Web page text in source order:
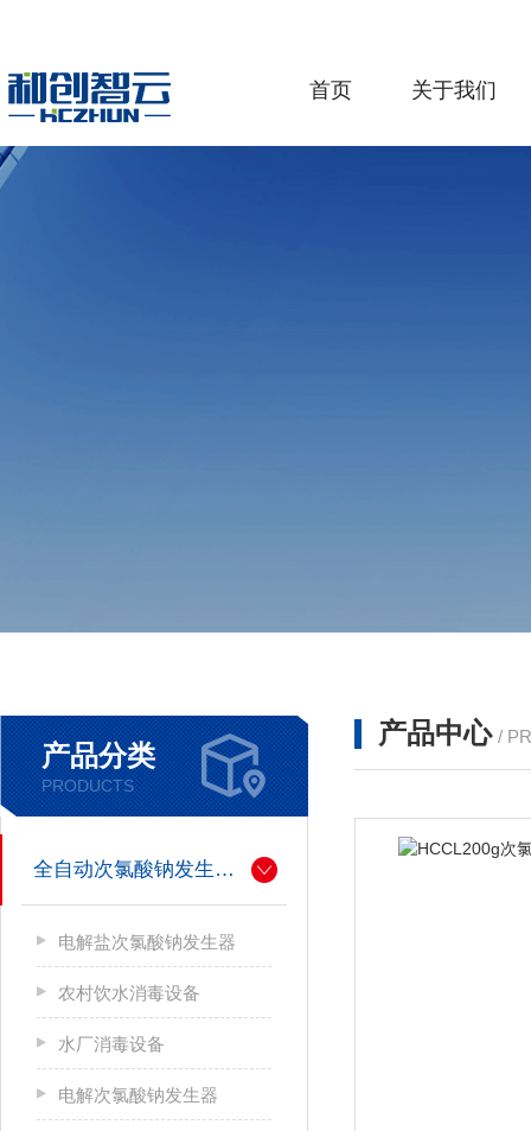
首页 关于我们
产品分类
PRODUCTS
全自动次氯酸钠发生器厂家
电解盐次氯酸钠发生器
农村饮水消毒设备
水厂消毒设备
电解次氯酸钠发生器
产品中心 /